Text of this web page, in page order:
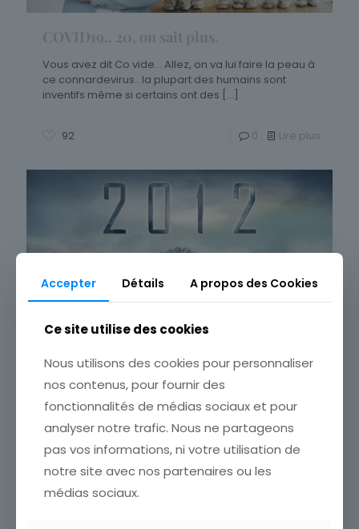
COVID19.. 20, on sait plus.
Vous avez dit Co vide… Allez, on va lui faire la peau à
ce connardevirus.. la plupart des humains sont
inventifs même si certains ont des […]
92 0 Lire plus
2012, la fin du monde ??
2012, la fin du monde ?? Une vidéo à voir… À quoi
faut-il s’attendre ? Entre délire collectif et réalité,
seul ce que tu peux ressentir[…]
23 0
Accepter Détails A propos des Cookies
Ce site utilise des cookies
Nous utilisons des cookies pour personnaliser
nos contenus, pour fournir des
fonctionnalités de médias sociaux et pour
analyser notre trafic. Nous ne partageons
pas vos informations, ni votre utilisation de
notre site avec nos partenaires ou les
médias sociaux.